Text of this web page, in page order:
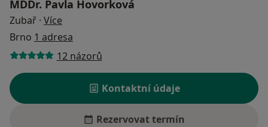
MDDr. Pavla Hovorková
Zubař · Více
Brno 1 adresa
12 názorů
Kontaktní údaje
Rezervovat termín